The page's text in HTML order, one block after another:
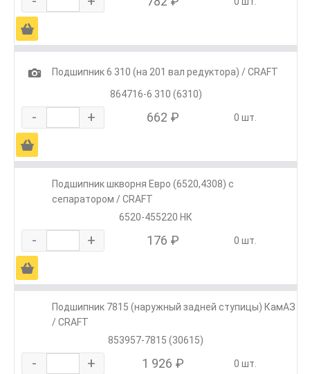
Ä
1
Подшипник 6 310 (на 201 вал редуктора) / CRAFT
864716-6 310 (6310)
- + 662 ₽ 0 шт.
Ä
Подшипник шкворня Евро (6520,4308) с
сепаратором / CRAFT
6520-455220 НК
- + 176 ₽ 0 шт.
Ä
Подшипник 7815 (наружный задней ступицы) КамАЗ
/ CRAFT
853957-7815 (30615)
- + 1 926 ₽ 0 шт.